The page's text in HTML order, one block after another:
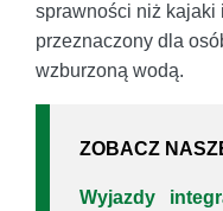
sprawności niż kajaki
przeznaczony dla
wzburzoną wodą.
ZOBACZ
Wyjazdy